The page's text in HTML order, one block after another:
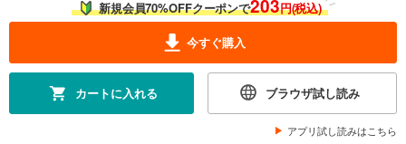
新規会員70%OFFクーポンで203円(税込)
今すぐ購入
カートに入れる ブラウザ試し読み
アプリ試し読みはこちら